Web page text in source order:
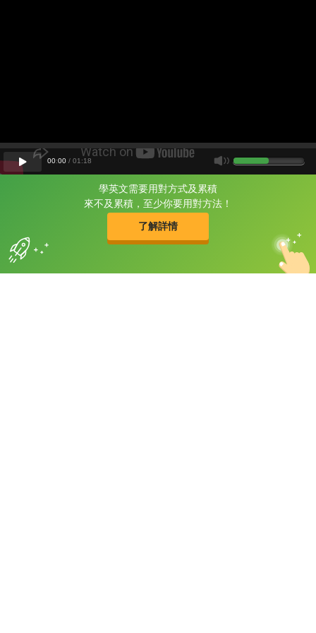
學英文需要用對方式及累積
來不及累積，至少你要用對方法！
了解詳情
片尾有
攻其不背
的品牌故事
00:00 / 01 :18